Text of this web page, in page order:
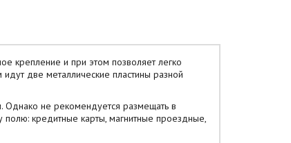
крепление и при этом позволяет легко
две металлические пластины разной
Однако не рекомендуется размещать в
полю: кредитные карты, магнитные проездные,